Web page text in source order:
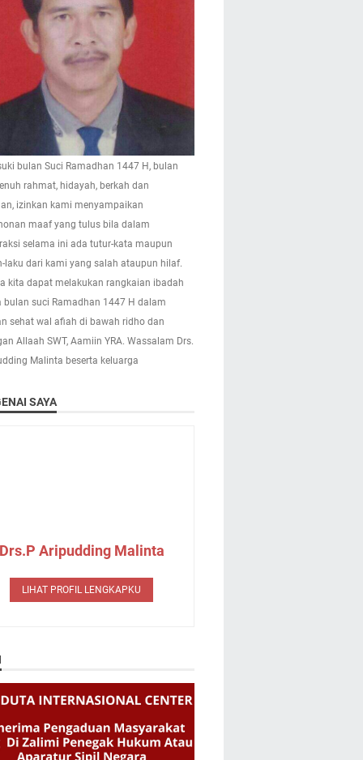
bulan Suci Ramadhan 1447 H, bulan
rahmat, hidayah, berkah dan
izinkan kami menyampaikan
maaf yang tulus bila dalam
selama ini ada tutur-kata maupun
laku dari kami yang salah ataupun hilaf.
kita dapat melakukan rangkaian ibadah
bulan suci Ramadhan 1447 H dalam
sehat wal afiah di bawah ridho dan
Allaah SWT, Aamiin YRA. Wassalam Drs.
Malinta beserta keluarga
SAYA
Aripudding Malinta
LIHAT PROFIL LENGKAPKU